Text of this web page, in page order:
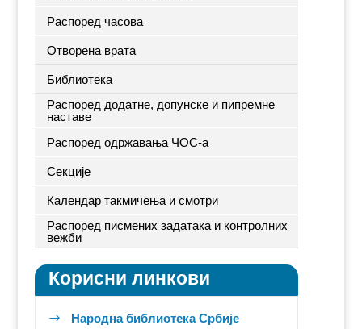
Распоред часова
Отворена врата
Библиотека
Распоред додатне, допунске и пипремне
наставе
Распоред одржавања ЧОС-а
Секције
Календар такмичења и смотри
Распоред писмених задатака и контролних
вежби
Корисни линкови
$ Народна библиотека Србије